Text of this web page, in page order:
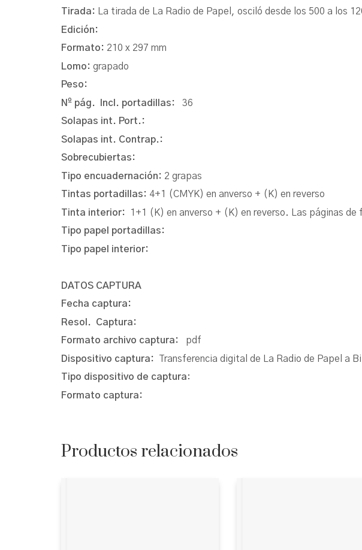
Tirada:
La tirada de La Radio de Papel, osciló desde los 500 a
Edición:
Formato: 210 x 297 mm
Lomo: grapado
Peso:
Nº pág. Incl. portadillas: 36
Solapas int. Port.:
Solapas int. Contrap.:
Sobrecubiertas:
Tipo encuadernación: 2 grapas
Tintas portadillas: 4+1 (CMYK) en anverso + (K) en reverso
Tinta interior:
1+1 (K) en anverso + (K) en reverso. Las páginas
Tipo papel portadillas:
Tipo papel interior:
DATOS CAPTURA
Fecha captura:
Resol. Captura:
Formato archivo captura: pdf
Dispositivo captura: Transferencia digital de La Radio de Papel a
Tipo dispositivo de captura:
Formato captura:
Productos relacionados